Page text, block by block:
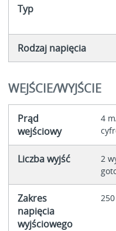
Typ
Rodzaj napięcia
WEJŚCIE/WYJŚCIE
Prąd
wejściowy
4
Liczba wyjść
2
Zakres
napięcia
wyjściowego